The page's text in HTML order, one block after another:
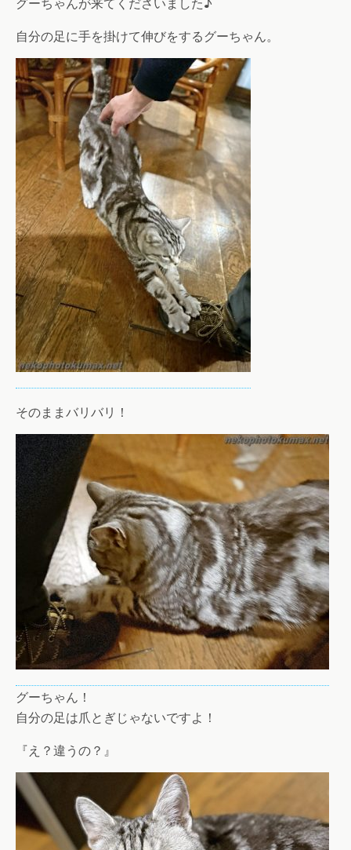
自分の足に手を掛けて伸びをするグーちゃん。
そのままバリバリ！
グーちゃん！
自分の足は爪とぎじゃないですよ！
『え？違うの？』